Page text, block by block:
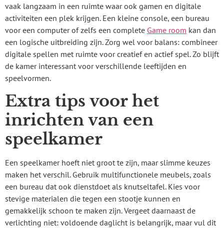
vaak langzaam in een ruimte waar ook gamen en digitale
activiteiten een plek krijgen. Een kleine console, een bureau
voor een computer of zelfs een complete Game room kan dan
een logische uitbreiding zijn. Zorg wel voor balans: combineer
digitale spellen met ruimte voor creatief en actief spel. Zo blijft
de kamer interessant voor verschillende leeftijden en
speelvormen.
Extra tips voor het
inrichten van een
speelkamer
Een speelkamer hoeft niet groot te zijn, maar slimme keuzes
maken het verschil. Gebruik multifunctionele meubels, zoals
een bureau dat ook dienstdoet als knutseltafel. Kies voor
stevige materialen die tegen een stootje kunnen en
gemakkelijk schoon te maken zijn. Vergeet daarnaast de
verlichting niet: voldoende daglicht is belangrijk, maar vul dit